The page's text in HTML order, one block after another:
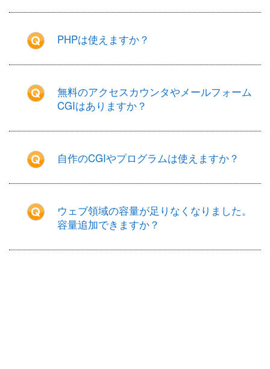
サイトマップ
各種申請書
サイト内検索
PHPは使えますか？
無料のアクセスカウンタやメールフォーム
CGIはありますか？
自作のCGIやプログラムは使えますか？
ウェブ領域の容量が足りなくなりました。
容量追加できますか？